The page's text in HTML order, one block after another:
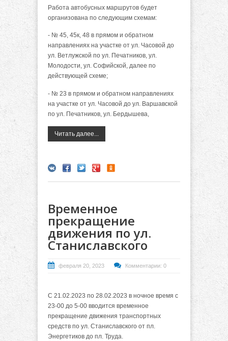
Работа автобусных маршрутов будет
организована по следующим схемам:
- № 45, 45к, 48 в прямом и обратном
направлениях на участке от ул. Часовой до
ул. Ветлужской по ул. Печатников, ул.
Молодости, ул. Софийской, далее по
действующей схеме;
- № 23 в прямом и обратном направлениях
на участке от ул. Часовой до ул. Варшавской
по ул. Печатников, ул. Бердышева,
Читать далее...
Временное
прекращение
движения по ул.
Станиславского
февраля 20, 2023 Комментарии: 0
С 21.02.2023 по 28.02.2023 в ночное время с
23-00 до 5-00 вводится временное
прекращение движения транспортных
средств по ул. Станиславского от пл.
Энергетиков до пл. Труда.